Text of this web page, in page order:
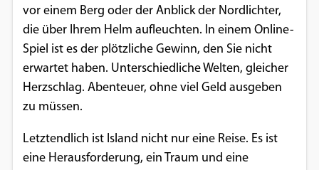
vor einem Berg oder der Anblick der Nordlichter,
die über Ihrem Helm aufleuchten. In einem Online-
Spiel ist es der plötzliche Gewinn, den Sie nicht
erwartet haben. Unterschiedliche Welten, gleicher
Herzschlag. Abenteuer, ohne viel Geld ausgeben
zu müssen.
Letztendlich ist Island nicht nur eine Reise. Es ist
eine Herausforderung, ein Traum und eine